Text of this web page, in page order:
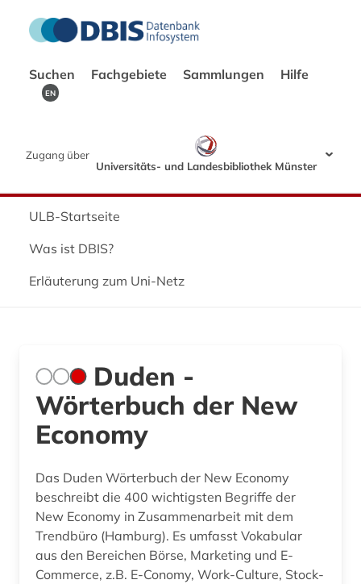
Suchen Fachgebiete Sammlungen Hilfe
EN
Zugang über
Universitäts- und Landesbibliothek Münster
ULB-Startseite
Was ist DBIS?
Erläuterung zum Uni-Netz
Duden -
Wörterbuch der New
Economy
Das Duden Wörterbuch der New Economy
beschreibt die 400 wichtigsten Begriffe der
New Economy in Zusammenarbeit mit dem
Trendbüro (Hamburg). Es umfasst Vokabular
aus den Bereichen Börse, Marketing und E-
Commerce, z.B. E-Conomy, Work-Culture, Stock-